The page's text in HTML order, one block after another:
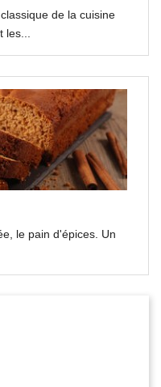
de la cuisine
les...
le pain d'épices. Un